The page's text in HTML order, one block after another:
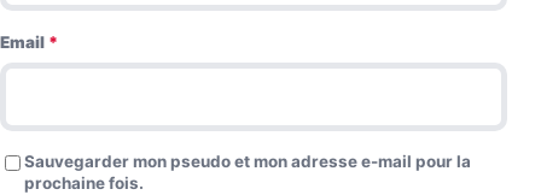
Email *
Sauvegarder mon pseudo et mon adresse e-mail pour la
prochaine fois.